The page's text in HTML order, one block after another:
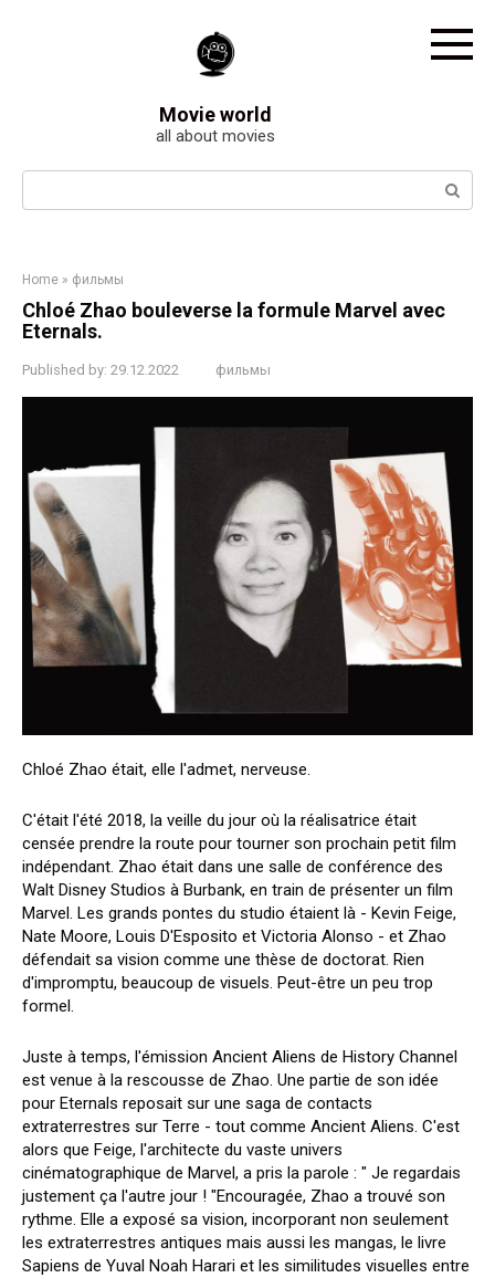
Movie world
all about movies
Search:
Home » фильмы
Chloé Zhao bouleverse la formule Marvel avec
Eternals.
Published by: 29.12.2022 фильмы
Chloé Zhao était, elle l'admet, nerveuse.
C'était l'été 2018, la veille du jour où la réalisatrice était
censée prendre la route pour tourner son prochain petit film
indépendant. Zhao était dans une salle de conférence des
Walt Disney Studios à Burbank, en train de présenter un film
Marvel. Les grands pontes du studio étaient là - Kevin Feige,
Nate Moore, Louis D'Esposito et Victoria Alonso - et Zhao
défendait sa vision comme une thèse de doctorat. Rien
d'impromptu, beaucoup de visuels. Peut-être un peu trop
formel.
Juste à temps, l'émission Ancient Aliens de History Channel
est venue à la rescousse de Zhao. Une partie de son idée
pour Eternals reposait sur une saga de contacts
extraterrestres sur Terre - tout comme Ancient Aliens. C'est
alors que Feige, l'architecte du vaste univers
cinématographique de Marvel, a pris la parole : " Je regardais
justement ça l'autre jour ! "Encouragée, Zhao a trouvé son
rythme. Elle a exposé sa vision, incorporant non seulement
les extraterrestres antiques mais aussi les mangas, le livre
Sapiens de Yuval Noah Harari et les similitudes visuelles entre